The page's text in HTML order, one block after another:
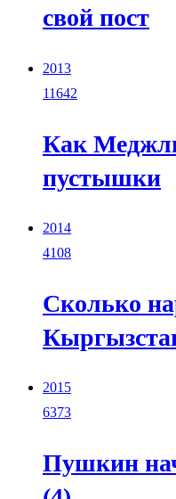
свой пост
2013
11642
Как
пустышки
2014
4108
Сколько
2015
6373
Пушкин